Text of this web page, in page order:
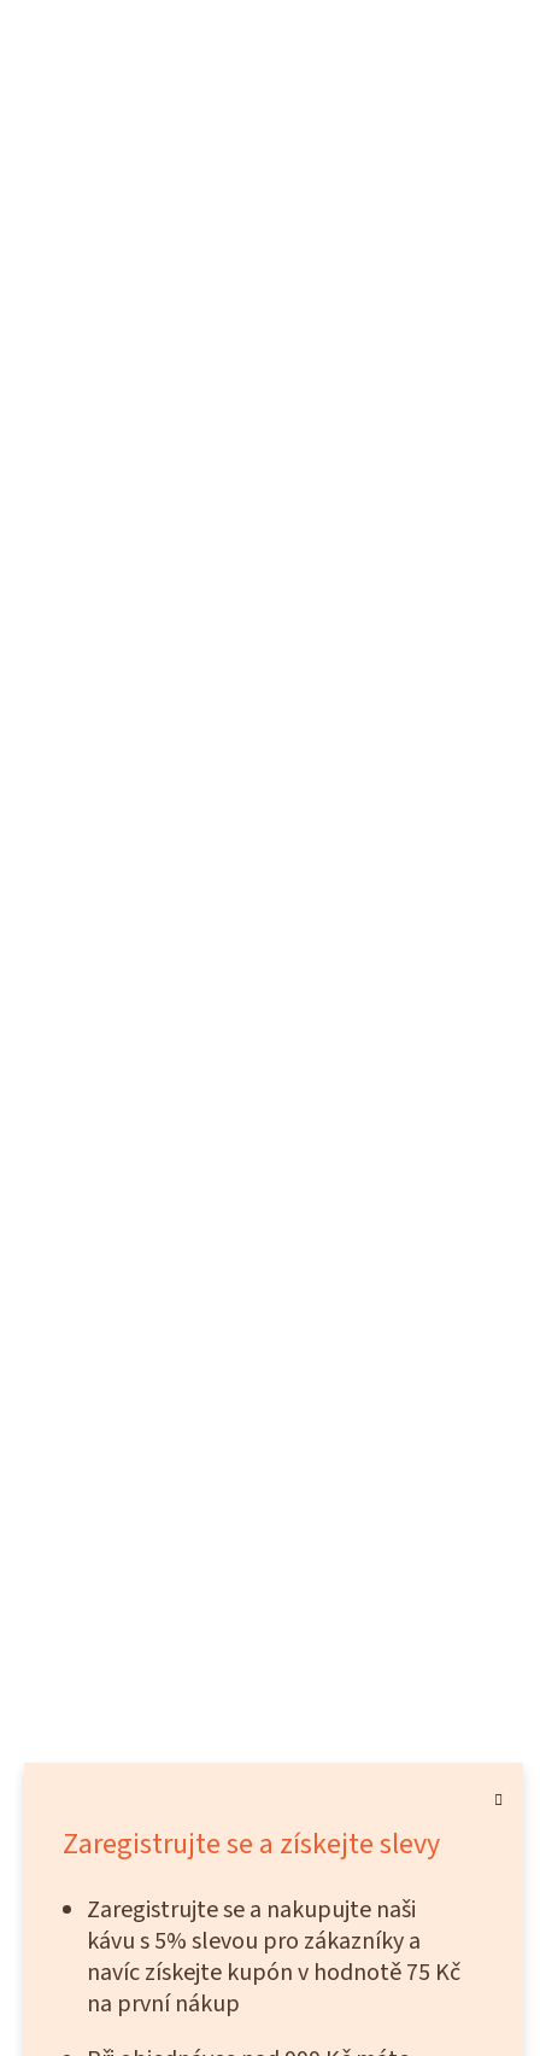
Zaregistrujte se a získejte slevy
Zaregistrujte se a nakupujte naši
kávu s 5% slevou pro zákazníky a
navíc získejte kupón v hodnotě 75 Kč
na první nákup